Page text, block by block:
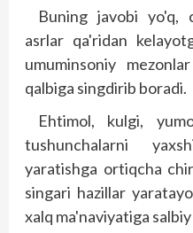
Buning javobi yo'q,
asrlar qa'ridan
umuminsoniy
qalbiga singdirib boradi.
Ehtimol, kulgi,
tushunchalarni
yaratishga ortiqcha
singari hazillar
xalq ma'naviyatiga